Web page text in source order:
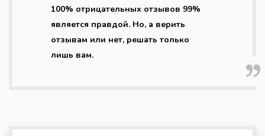
100% отрицательных отзывов 99%
является правдой. Но, а верить
отзывам или нет, решать только
лишь вам.